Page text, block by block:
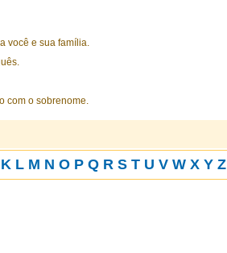
você e sua família.
com o sobrenome.
K L M N O P Q R S T U V W X Y Z